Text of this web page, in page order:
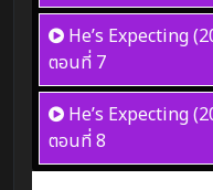
He’s Expecting
ตอนที่ 7
He’s Expecting
ตอนที่ 8